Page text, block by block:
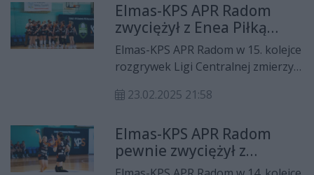
spotkanie 28:25.
Elmas-KPS APR Radom
zwyciężył z Enea Piłką
Ręczną Poznań!
Elmas-KPS APR Radom w 15. kolejce
rozgrywek Ligi Centralnej zmierzył
Ręczną Poznań. Przyjezdne
23.02.2025 21:58
Elmas-KPS APR Radom
pewnie zwyciężył z
Handball Warszawa